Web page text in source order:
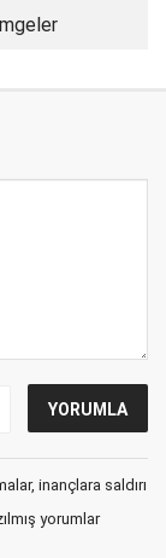
inançlara saldırı
yorumlar